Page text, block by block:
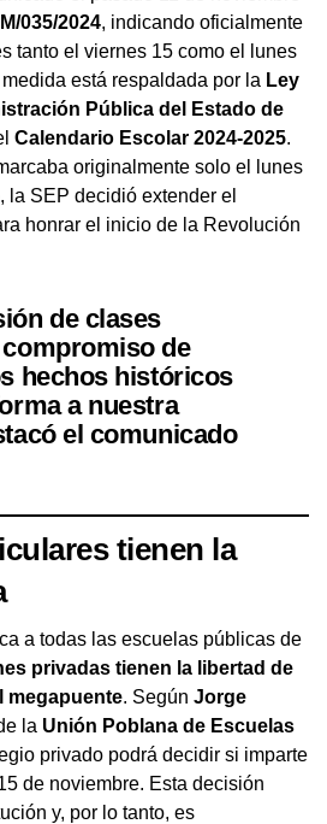
035/2024, indicando oficialmente
tanto el viernes 15 como el lunes
está respaldada por la Ley
Pública del Estado de
Calendario Escolar 2024-2025.
originalmente solo el lunes
la SEP decidió extender el
honrar el inicio de la Revolución
de clases
de
hechos históricos
a nuestra
el comunicado
tienen la
a todas las escuelas públicas de
privadas tienen la libertad de
megapuente. Según Jorge
la Unión Poblana de Escuelas
privado podrá decidir si imparte
de noviembre. Esta decisión
y, por lo tanto, es